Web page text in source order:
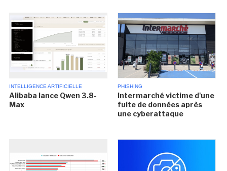
INTELLIGENCE ARTIFICIELLE
Alibaba lance Qwen 3.8-
Max
PHISHING
Intermarché victime d'une
fuite de données après
une cyberattaque